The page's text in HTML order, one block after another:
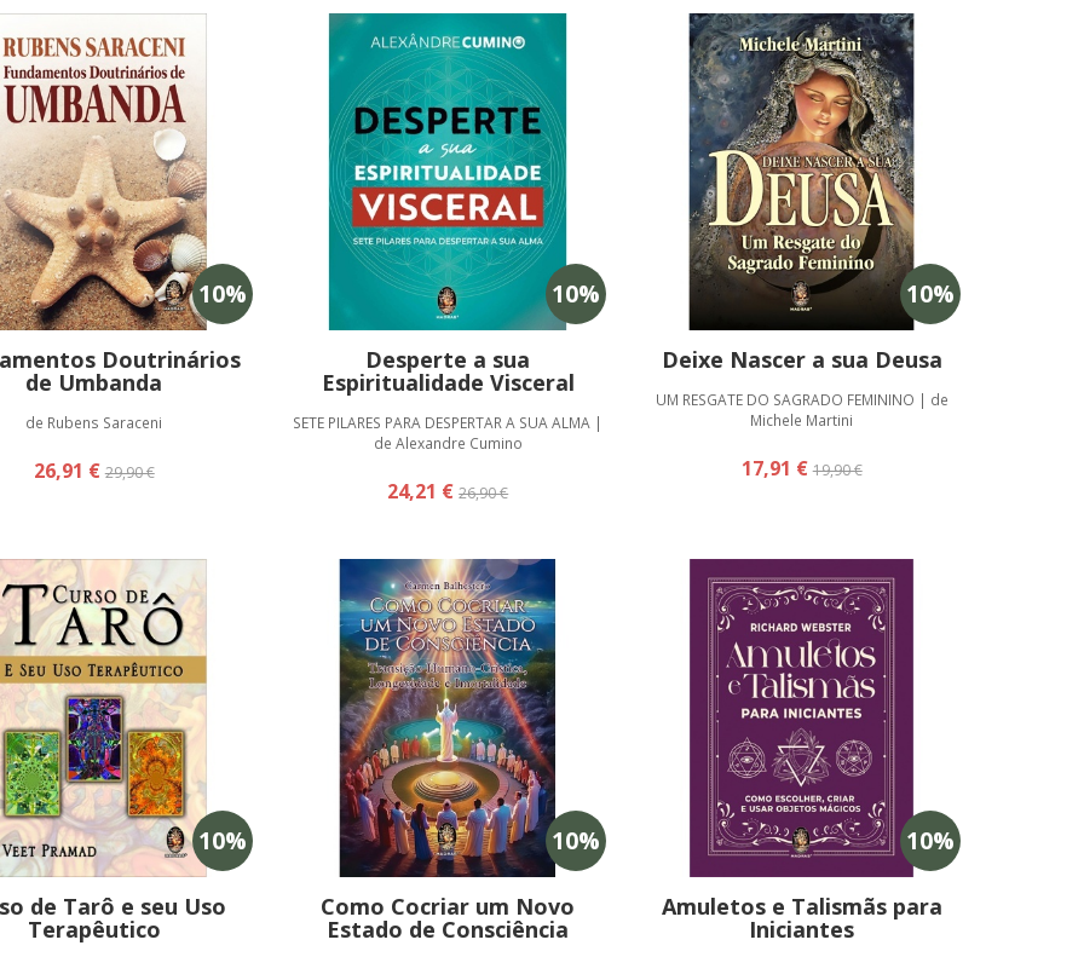
10%
Doutrinários
de Umbanda
de Rubens Saraceni
26,91 €29,90 €
10%
Desperte a sua
Espiritualidade Visceral
SETE PILARES PARA DESPERTAR A SUA ALMA |
de Alexandre Cumino
24,21 €26,90 €
10%
Deixe Nascer a sua Deusa
UM RESGATE DO SAGRADO FEMININO | de
Michele Martini
17,91 €19,90 €
10%
de Tarô e seu Uso
Terapêutico
10%
Como Cocriar um Novo
Estado de Consciência
10%
Amuletos e Talismãs para
Iniciantes